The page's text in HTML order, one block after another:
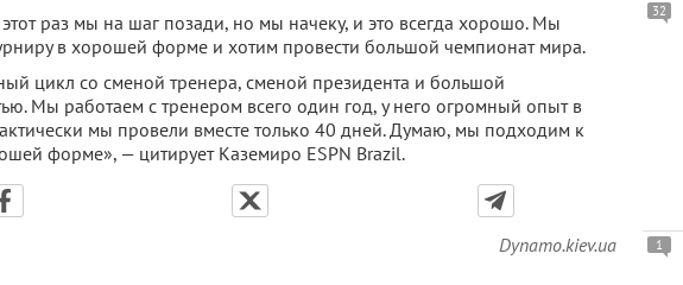
раз мы на шаг позади, но мы начеку, и это всегда хорошо. Мы
в хорошей форме и хотим провести большой чемпионат мира.
цикл со сменой тренера, сменой президента и большой
Мы работаем с тренером всего один год, у него огромный опыт в
мы провели вместе только 40 дней. Думаю, мы подходим к
форме», — цитирует Каземиро ESPN Brazil.
Dynamo.kiev.ua
32
1